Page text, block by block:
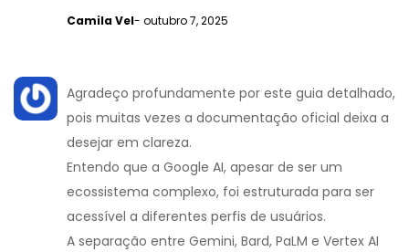
Camila Vel- outubro 7, 2025
Agradeço profundamente por este guia detalhado,
pois muitas vezes a documentação oficial deixa a
desejar em clareza.
Entendo que a Google AI, apesar de ser um
ecossistema complexo, foi estruturada para ser
acessível a diferentes perfis de usuários.
A separação entre Gemini, Bard, PaLM e Vertex AI